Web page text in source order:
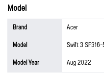
Model
Brand
Acer
Model
Swift 3
Model Year
Aug 2022